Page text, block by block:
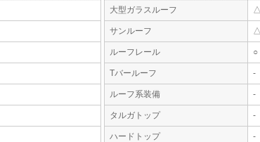
大型ガラスルーフ △
サンルーフ △
ルーフレール ○
Tバールーフ -
ルーフ系装備 -
タルガトップ -
ハードトップ -